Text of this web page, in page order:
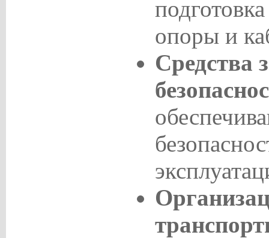
опоры и
Средства